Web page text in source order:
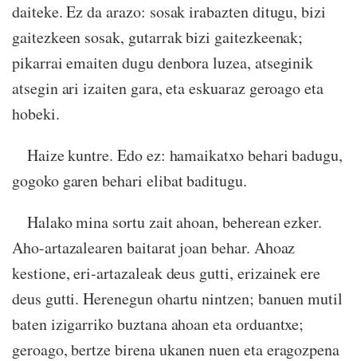
daiteke. Ez da arazo: sosak irabazten ditugu, bizi
gaitezkeen sosak, gutarrak bizi gaitezkeenak;
pikarrai emaiten dugu denbora luzea, atseginik
atsegin ari izaiten gara, eta eskuaraz geroago eta
hobeki.
Haize kuntre. Edo ez: hamaikatxo behari badugu,
gogoko garen behari elibat baditugu.
Halako mina sortu zait ahoan, beherean ezker.
Aho-artazalearen baitarat joan behar. Ahoaz
kestione, eri-artazaleak deus gutti, erizainek ere
deus gutti. Herenegun ohartu nintzen; banuen mutil
baten izigarriko buztana ahoan eta orduantxe;
geroago, bertze birena ukanen nuen eta eragozpena